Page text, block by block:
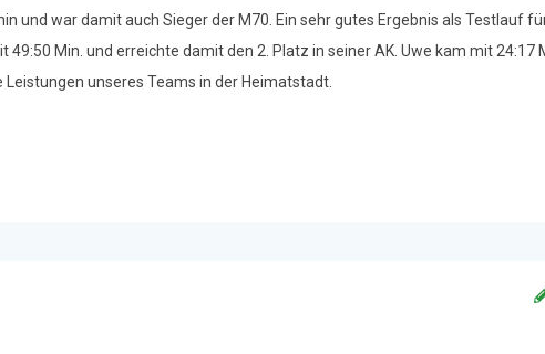
und war damit auch Sieger der M70. Ein sehr gutes Ergebnis als Testlauf
Min. und erreichte damit den 2. Platz in seiner AK. Uwe kam mit 24:17
Leistungen unseres Teams in der Heimatstadt.